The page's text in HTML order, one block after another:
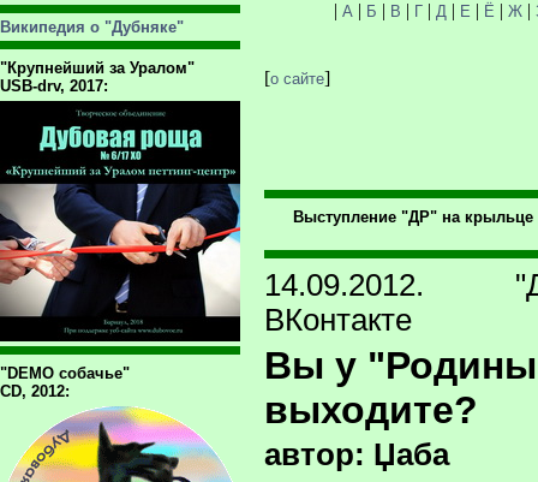
Википедия о "Дубняке"
"Крупнейший за Уралом"
USB-drv, 2017:
"DEMO собачье"
CD, 2012:
| А | Б | В | Г| Д | Е | Ё | Ж|
[о сайте]
Выступление "ДР" на крыльце
14.09.2012.
ВКонтакте
Вы у
выходите?
автор: Џаба